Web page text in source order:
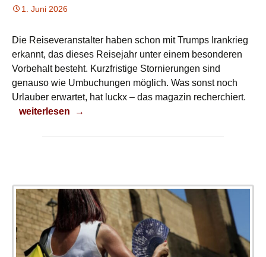
1. Juni 2026
Die Reiseveranstalter haben schon mit Trumps Irankrieg
erkannt, das dieses Reisejahr unter einem besonderen
Vorbehalt besteht. Kurzfristige Stornierungen sind
genauso wie Umbuchungen möglich. Was sonst noch
Urlauber erwartet, hat luckx – das magazin recherchiert.
Gibt´s noch einen Sommerurlaub 2026?
weiterlesen →